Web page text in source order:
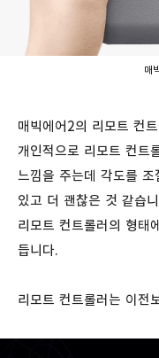
매
매빅에어2의 리모트 컨
개인적으로 리모트 컨트
느낌을 주는데 각도를
있고 더 괜찮은 것 같습
리모트 컨트롤러의 형태
듭니다.
리모트 컨트롤러는 이전